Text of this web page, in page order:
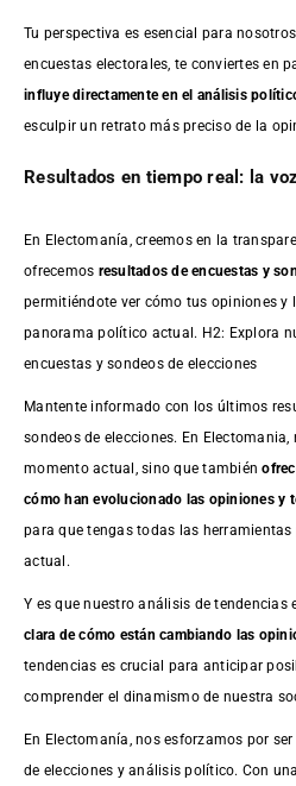
Tu perspectiva es esencial para
encuestas electorales, te conviertes en
influye directamente en el análisis
esculpir un retrato más preciso de la
Resultados en tiempo real: la
En Electomanía, creemos en la
ofrecemos resultados deencuestas y
permitiéndote ver cómo tus opiniones y
panorama político actual. H2: Explora
encuestas y sondeos de elecciones
Mantente informado con los últimos
sondeos de elecciones. En
momento actual, sino que también
cómo han evolucionado las opiniones y
para que tengas todas las
actual.
Y es que nuestro análisis de tendencias
clara de cómo están cambiando las
tendencias es crucial para anticipar
comprender el dinamismo de nuestra
En Electomanía, nos esforzamos por
de elecciones y análisis político. Con